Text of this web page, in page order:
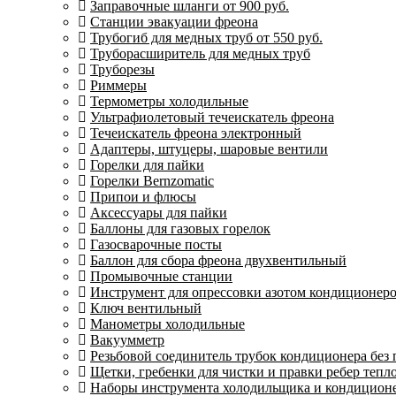
Заправочные шланги от 900 руб.
Станции эвакуации фреона
Трубогиб для медных труб от 550 руб.
Труборасширитель для медных труб
Труборезы
Риммеры
Термометры холодильные
Ультрафиолетовый течеискатель фреона
Течеискатель фреона электронный
Адаптеры, штуцеры, шаровые вентили
Горелки для пайки
Горелки Bernzomatic
Припои и флюсы
Аксессуары для пайки
Баллоны для газовых горелок
Газосварочные посты
Баллон для сбора фреона двухвентильный
Промывочные станции
Инструмент для опрессовки азотом
Ключ вентильный
Манометры холодильные
Вакуумметр
Резьбовой соединитель трубок кондиционера без
Щетки, гребенки для чистки и правки ребер
Наборы инструмента холодильщика и